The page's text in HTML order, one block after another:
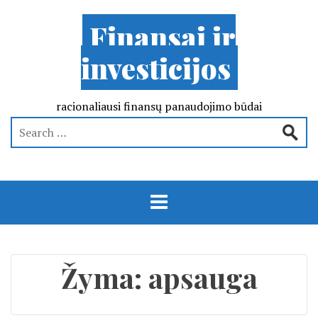
Finansai ir
investicijos
racionaliausi finansų panaudojimo būdai
Žyma: apsauga